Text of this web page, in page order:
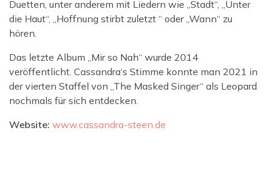
Duetten, unter anderem mit Liedern wie „Stadt“, „Unter
die Haut“, „Hoffnung stirbt zuletzt “ oder „Wann“ zu
hören.
Das letzte Album „Mir so Nah“ wurde 2014
veröffentlicht. Cassandra‘s Stimme konnte man 2021 in
der vierten Staffel von „The Masked Singer“ als Leopard
nochmals für sich entdecken.
Website: www.cassandra-steen.de